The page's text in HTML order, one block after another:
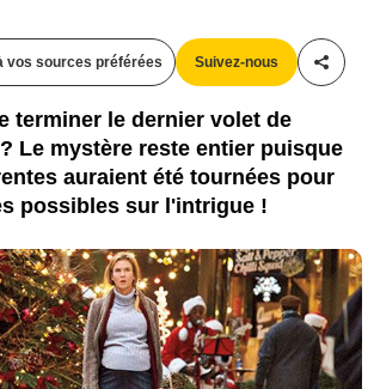
vos sources préférées Suivez-nous
terminer le dernier volet de
Le mystère reste entier puisque
auraient été tournées pour
possibles sur l'intrigue !
Entertainment Weekly